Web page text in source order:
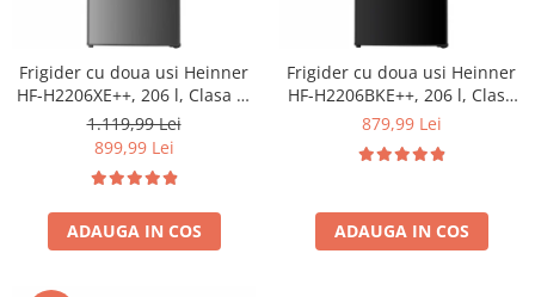
Frigider cu doua usi Heinner
HF-H2206XE++, 206 l, Clasa E,
lumina LED, 3 rafturi de sticla,
H 143 cm, Inox
1.119,99 Lei
899,99 Lei
ADAUGA IN COS
Frigider cu doua usi Heinner
HF-H2206BKE++, 206 l, Clasa
E, lumina LED, 3 rafturi de
879,99 Lei
ADAUGA IN COS